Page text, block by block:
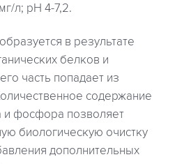
л; рН 4-7,2.
в результате
белков и
часть попадает из
содержание
и фосфора позволяет
биологическую очистку
дополнительных